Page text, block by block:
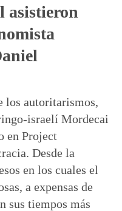
asistieron
los autoritarismos,
israelí Mordecai
en Project
Desde la
en los cuales el
a expensas de
sus tiempos más